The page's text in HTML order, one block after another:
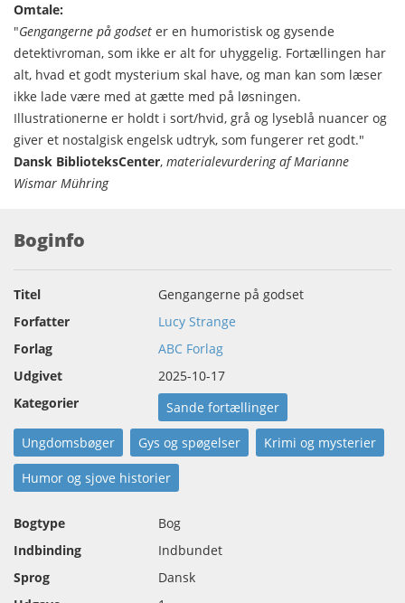
Omtale:
"Gengangerne på godset er en humoristisk og gysende
detektivroman, som ikke er alt for uhyggelig. Fortællingen har
alt, hvad et godt mysterium skal have, og man kan som læser
ikke lade være med at gætte med på løsningen.
Illustrationerne er holdt i sort/hvid, grå og lyseblå nuancer og
giver et nostalgisk engelsk udtryk, som fungerer ret godt."
Dansk BiblioteksCenter, materialevurdering af Marianne
Wismar Mühring
Boginfo
Titel
Gengangerne på godset
Forfatter
Lucy Strange
Forlag
ABC Forlag
Udgivet
2025-10-17
Kategorier
Sande fortællinger
Ungdomsbøger Gys og spøgelser Krimi og mysterier
Humor og sjove historier
Bogtype
Bog
Indbinding
Indbundet
Sprog
Dansk